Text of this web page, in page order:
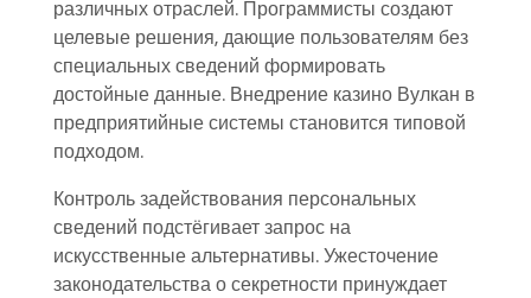
различных отраслей. Программисты создают
целевые решения, дающие пользователям без
специальных сведений формировать
достойные данные. Внедрение казино Вулкан в
предприятийные системы становится типовой
подходом.
Контроль задействования персональных
сведений подстёгивает запрос на
искусственные альтернативы. Ужесточение
законодательства о секретности принуждает